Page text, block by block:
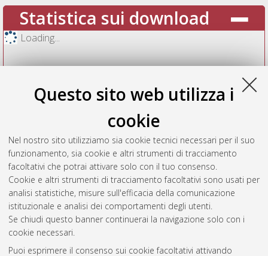
Questo sito web utilizza i
cookie
Nel nostro sito utilizziamo sia cookie tecnici necessari per il suo
funzionamento, sia cookie e altri strumenti di tracciamento
facoltativi che potrai attivare solo con il tuo consenso.
Cookie e altri strumenti di tracciamento facoltativi sono usati per
analisi statistiche, misure sull'efficacia della comunicazione
istituzionale e analisi dei comportamenti degli utenti.
Se chiudi questo banner continuerai la navigazione solo con i
cookie necessari.
Puoi esprimere il consenso sui cookie facoltativi attivando
Statistica sui download
Loading...
Vedi altre statistiche
Gestione del documento: